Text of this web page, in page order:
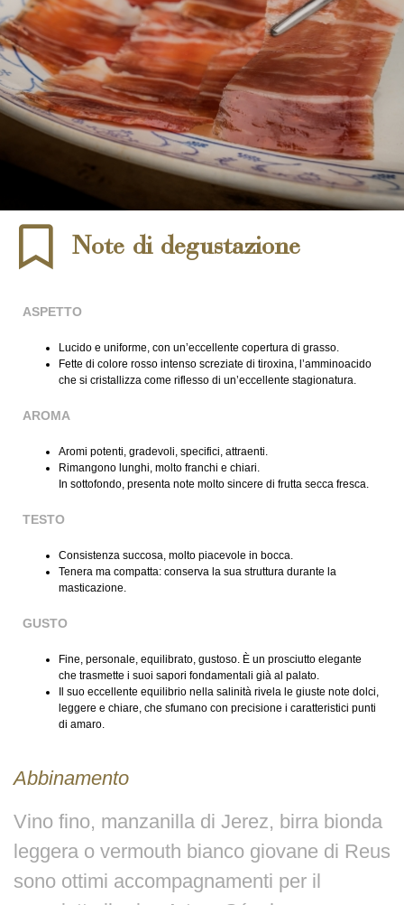
Note di degustazione
ASPETTO
Lucido e uniforme, con un’eccellente copertura di grasso.
Fette di colore rosso intenso screziate di tiroxina, l’amminoacido
che si cristallizza come riflesso di un’eccellente stagionatura.
AROMA
Aromi potenti, gradevoli, specifici, attraenti.
Rimangono lunghi, molto franchi e chiari.
In sottofondo, presenta note molto sincere di frutta secca fresca.
TESTO
Consistenza succosa, molto piacevole in bocca.
Tenera ma compatta: conserva la sua struttura durante la
masticazione.
GUSTO
Fine, personale, equilibrato, gustoso. È un prosciutto elegante
che trasmette i suoi sapori fondamentali già al palato.
Il suo eccellente equilibrio nella salinità rivela le giuste note dolci,
leggere e chiare, che sfumano con precisione i caratteristici punti
di amaro.
Abbinamento
Vino fino, manzanilla di Jerez, birra bionda
leggera o vermouth bianco giovane di Reus
sono ottimi accompagnamenti per il